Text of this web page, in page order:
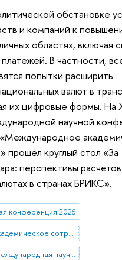
обстановке
и компаний к
областях, включая
В частности,
попытки расширить
валют в
их цифровые формы. На
научной
прошел круглый стол «За
перспективы
в странах БРИКС».
конференция 2026
Международное академическое сотрудничество
XXVI Апрельская международная научная конференция имени Е.Г. Ясина